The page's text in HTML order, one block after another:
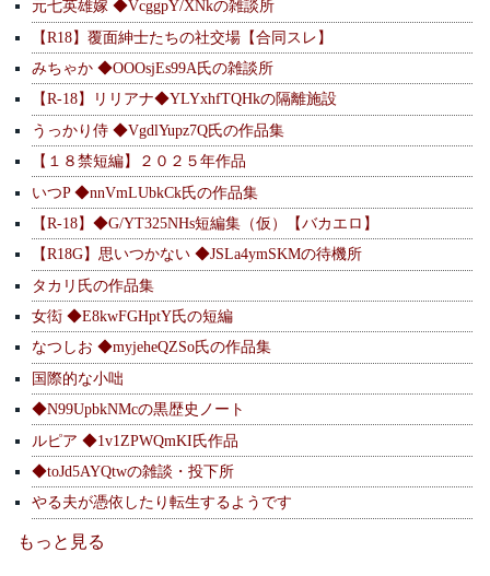
元七英雄嫁 ◆VcggpY/XNkの雑談所
【R18】覆面紳士たちの社交場【合同スレ】
みちゃか ◆OOOsjEs99A氏の雑談所
【R-18】リリアナ◆YLYxhfTQHkの隔離施設
うっかり侍 ◆VgdlYupz7Q氏の作品集
【１８禁短編】２０２５年作品
いつP ◆nnVmLUbkCk氏の作品集
【R-18】◆G/YT325NHs短編集（仮）【バカエロ】
【R18G】思いつかない ◆JSLa4ymSKMの待機所
タカリ氏の作品集
女衒 ◆E8kwFGHptY氏の短編
なつしお ◆myjeheQZSo氏の作品集
国際的な小咄
◆N99UpbkNMcの黒歴史ノート
ルピア ◆1v1ZPWQmKI氏作品
◆toJd5AYQtwの雑談・投下所
やる夫が憑依したり転生するようです
もっと見る